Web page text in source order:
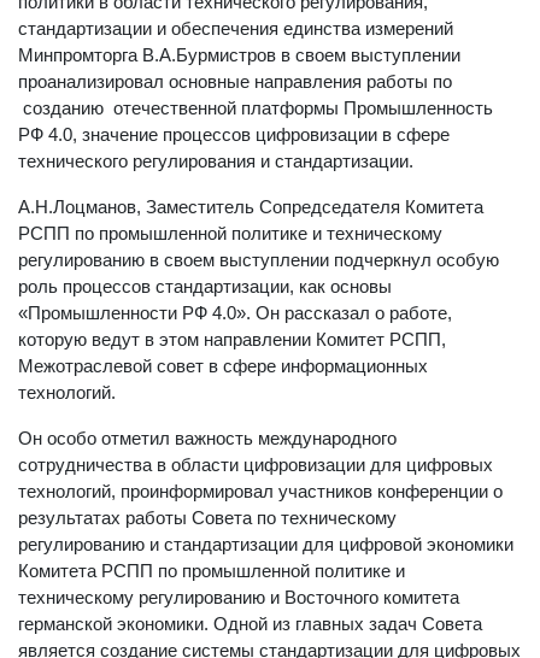
политики в области технического регулирования,
стандартизации и обеспечения единства измерений
Минпромторга В.А.Бурмистров в своем выступлении
проанализировал основные направления работы по
созданию отечественной платформы Промышленность
РФ 4.0, значение процессов цифровизации в сфере
А.Н.Лоцманов, Заместитель Сопредседателя Комитета
РСПП по промышленной политике и техническому
регулированию в своем выступлении подчеркнул особую
роль процессов стандартизации, как основы
«Промышленности РФ 4.0». Он рассказал о работе,
которую ведут в этом направлении Комитет РСПП,
Межотраслевой совет в сфере информационных
Он особо отметил важность международного
сотрудничества в области цифровизации для цифровых
технологий, проинформировал участников конференции о
результатах работы Совета по техническому
регулированию и стандартизации для цифровой экономики
Комитета РСПП по промышленной политике и
техническому регулированию и Восточного комитета
германской экономики. Одной из главных задач Совета